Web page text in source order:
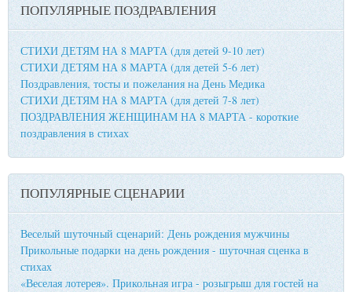
ПОПУЛЯРНЫЕ ПОЗДРАВЛЕНИЯ
СТИХИ ДЕТЯМ НА 8 МАРТА (для детей 9-10 лет)
СТИХИ ДЕТЯМ НА 8 МАРТА (для детей 5-6 лет)
Поздравления, тосты и пожелания на День Медика
СТИХИ ДЕТЯМ НА 8 МАРТА (для детей 7-8 лет)
ПОЗДРАВЛЕНИЯ ЖЕНЩИНАМ НА 8 МАРТА - короткие
поздравления в стихах
ПОПУЛЯРНЫЕ СЦЕНАРИИ
Веселый шуточный сценарий: День рождения мужчины
Прикольные подарки на день рождения - шуточная сценка в
стихах
«Веселая лотерея». Прикольная игра - розыгрыш для гостей на